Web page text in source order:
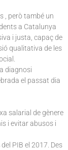
, però també un
a Catalunya
i justa, capaç de
qualitativa de les
diagnosi
el passat dia
salarial de gènere
i evitar abusos i
PIB el 2017. Des